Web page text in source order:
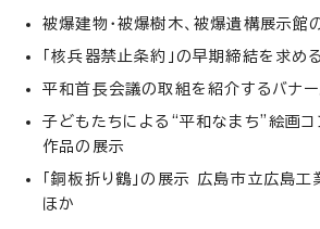
被爆建物・被爆樹木、被爆遺構展示館
「核兵器禁止条約」の早期締結を求め
平和首長会議の取組を紹介するバナ
子どもたちによる“平和なまち”絵画コ
作品の展示
「銅板折り鶴」の展示 広島市立広島
ほか